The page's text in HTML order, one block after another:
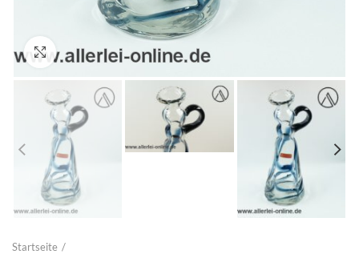
Zum Vergrößern anklicken
Startseite